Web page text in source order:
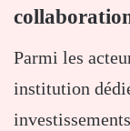
Parmi les
institution